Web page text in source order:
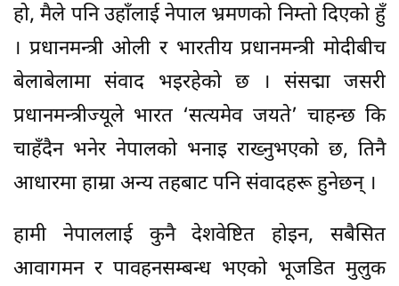
हो, मैले पनि उहाँलाई नेपाल भ्रमणको निम्तो दिएको हुँ
। प्रधानमन्त्री ओली र भारतीय प्रधानमन्त्री मोदीबीच
बेलाबेलामा संवाद भइरहेको छ । संसद्मा जसरी
प्रधानमन्त्रीज्यूले भारत ‘सत्यमेव जयते’ चाहन्छ कि
चाहँदैन भनेर नेपालको भनाइ राख्नुभएको छ, तिनै
आधारमा हाम्रा अन्य तहबाट पनि संवादहरू हुनेछन् ।
हामी नेपाललाई कुनै देशवेष्टित होइन, सबैसित
आवागमन र पावहनसम्बन्ध भएको भूजडित मुलुक